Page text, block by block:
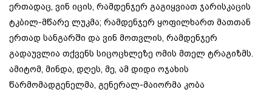
ერთადაც, ვინ იცის, რამდენჯერ გაგიყვიათ ჯარისკაცის
ტკბილ-მწარე ლუკმა; რამდენჯერ ყოფილხართ მათთან
ერთად სანგარში და ვინ მოთვლის, რამდენჯერ
გადაუვლია თქვენს სიცოცხლეზე ომის მთელ ტრაგიზმს.
ამიტომ, მინდა, დღეს, მე, ამ დიდი ოჯახის
წარმომადგენელმა, გენერალ-მაიორმა კობა